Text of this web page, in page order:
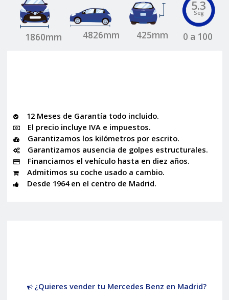
1860mm 4826mm 425mm
5.3
Seg
0 a 100
12 Meses de Garantía todo incluido.
El precio incluye IVA e impuestos.
Garantizamos los kilómetros por escrito.
Garantizamos ausencia de golpes estructurales.
Financiamos el vehículo hasta en diez años.
Admitimos su coche usado a cambio.
Desde 1964 en el centro de Madrid.
¿Quieres vender tu Mercedes Benz en Madrid?